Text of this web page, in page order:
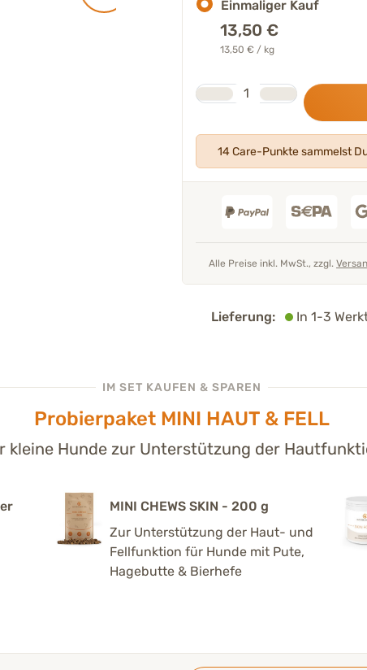
Tierarzt
Einmaliger Kauf
13,50 €
13,50 € / kg
Anzahl
14 Care-Punkte sammelst
Alle Preise inkl. MwSt., zzgl.
Lieferung: In 1-3
IM SET KAUFEN & SPAREN
Probierpaket MINI HAUT & FELL
kleine Hunde zur Unterstützung der
MINI CHEWS SKIN - 200 g
Zur Unterstützung der Haut- und
Fellfunktion für Hunde mit Pute,
Hagebutte & Bierhefe